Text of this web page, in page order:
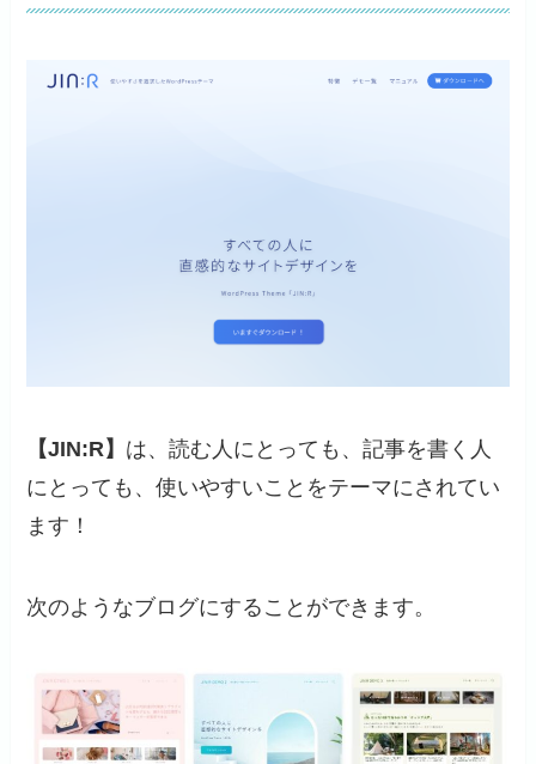
【JIN:R】 は、読む人にとっても、記事を書く人
にとっても、使いやすいことをテーマにされてい
ます！
次のようなブログにすることができます。